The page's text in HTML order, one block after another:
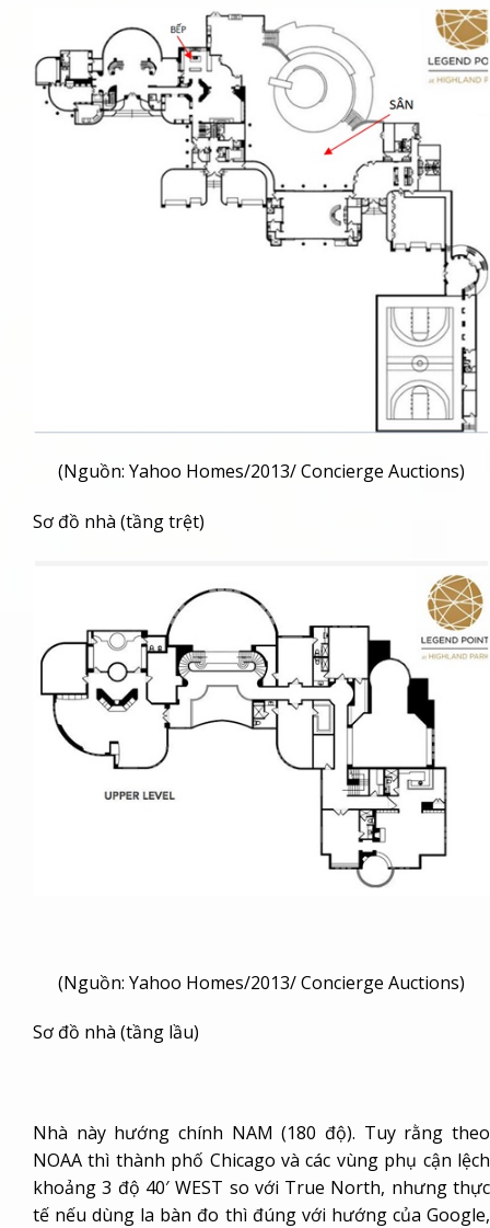
(Nguồn: Yahoo Homes/2013/ Concierge Auctions)
Sơ đồ nhà (tầng trệt)
(Nguồn: Yahoo Homes/2013/ Concierge Auctions)
Sơ đồ nhà (tầng lầu)
Nhà này hướng chính NAM (180 độ). Tuy rằng theo
NOAA thì thành phố Chicago và các vùng phụ cận lệch
khoảng 3 độ 40′ WEST so với True North, nhưng thực
tế nếu dùng la bàn đo thì đúng với hướng của Google,